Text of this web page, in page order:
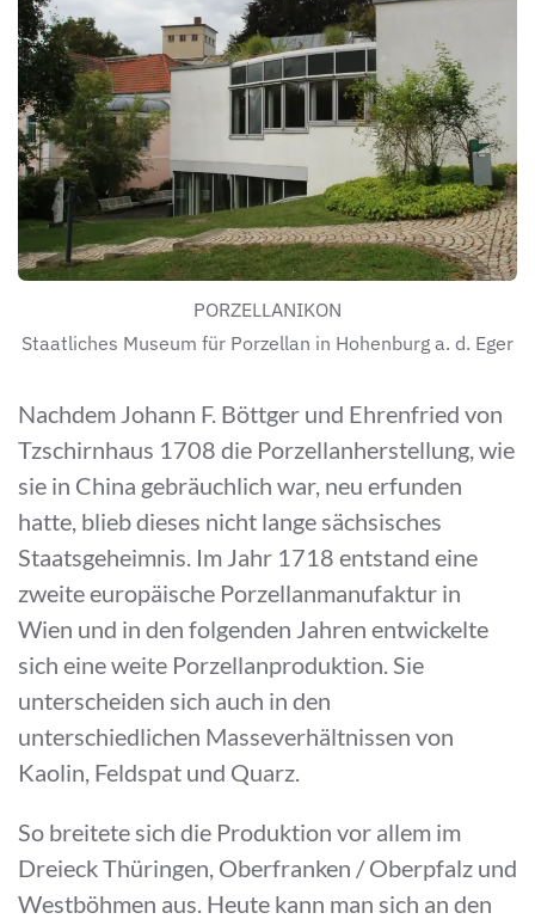
PORZELLANIKON
Staatliches Museum für Porzellan in Hohenburg a. d. Eger
Nachdem Johann F. Böttger und Ehrenfried von
Tzschirnhaus 1708 die Porzellanherstellung, wie
sie in China gebräuchlich war, neu erfunden
hatte, blieb dieses nicht lange sächsisches
Staatsgeheimnis. Im Jahr 1718 entstand eine
zweite europäische Porzellanmanufaktur in
Wien und in den folgenden Jahren entwickelte
sich eine weite Porzellanproduktion. Sie
unterscheiden sich auch in den
unterschiedlichen Masseverhältnissen von
Kaolin, Feldspat und Quarz.
So breitete sich die Produktion vor allem im
Dreieck Thüringen, Oberfranken / Oberpfalz und
Westböhmen aus. Heute kann man sich an den